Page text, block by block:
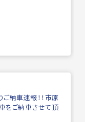
ご納車速報！！市原
をご納車させて頂